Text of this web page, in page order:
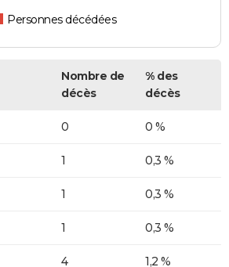
Personnes décédées
Nombre de
décès
% des
décès
0 0 %
1 0,3 %
1 0,3 %
1 0,3 %
4 1,2 %